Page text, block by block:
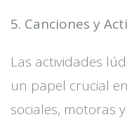
5. Canciones y
Las actividades
un papel crucial
sociales, motoras